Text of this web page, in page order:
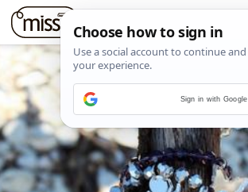
Sign in with Google